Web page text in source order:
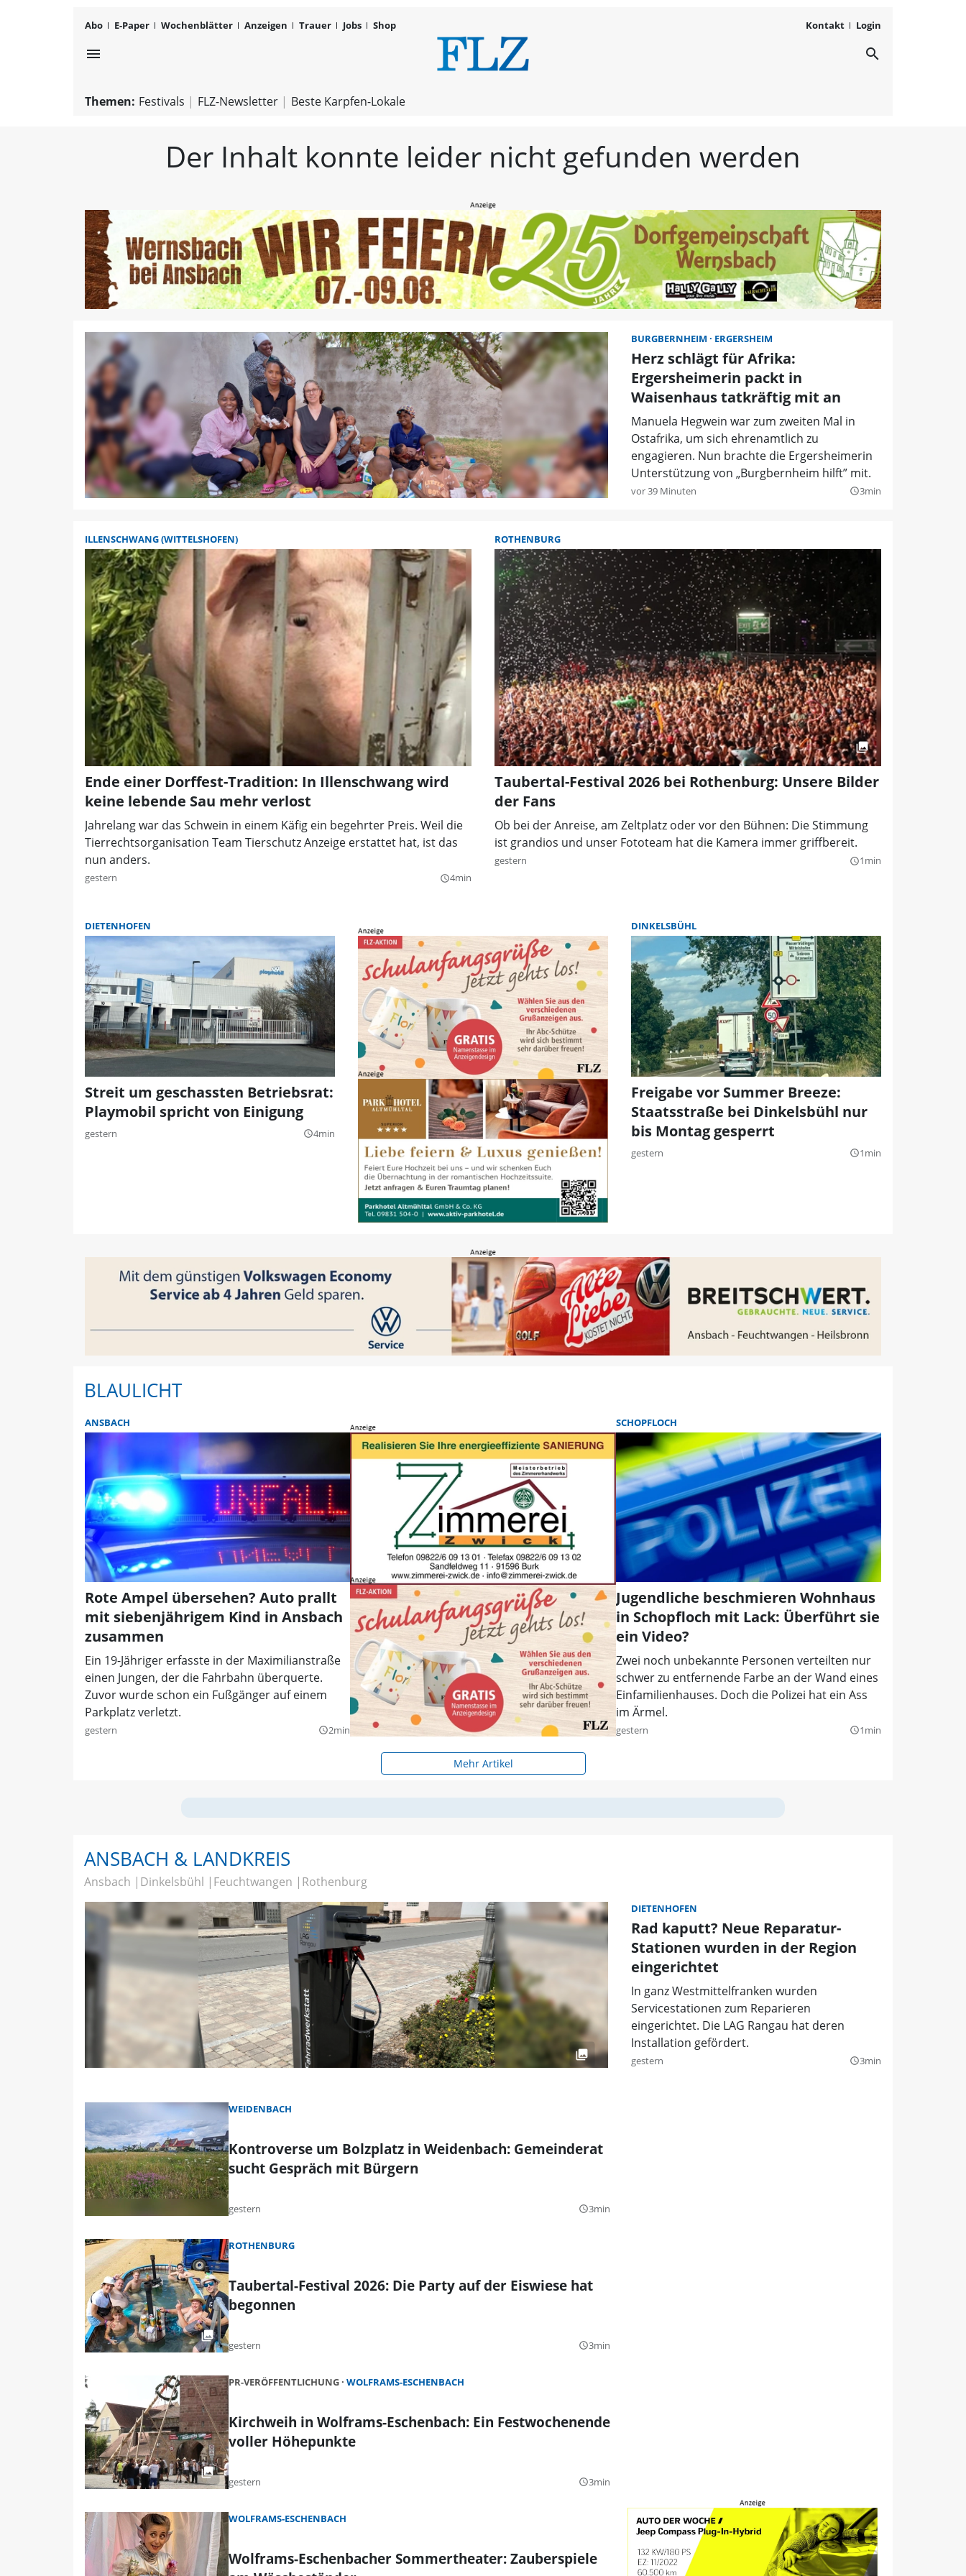
Abo E-Paper Wochenblätter Anzeigen Trauer Jobs Shop Kontakt Login
menu FLZ – Nachrichten aus search
Themen: Festivals FLZ-Newsletter Beste Karpfen-Lokale
Der Inhalt konnte leider nicht gefunden werden
BURGBERNHEIM ERGERSHEIM
Herz schlägt für Afrika:
Ergersheimerin packt in
Waisenhaus tatkräftig mit an
Manuela Hegwein war zum zweiten Mal in
Ostafrika, um sich ehrenamtlich zu
engagieren. Nun brachte die Ergersheimerin
Unterstützung von „Burgbernheim hilft” mit.
vor 39 Minuten query_builder3min
ILLENSCHWANG (WITTELSHOFEN)
Ende einer Dorffest-Tradition: In Illenschwang wird
keine lebende Sau mehr verlost
Jahrelang war das Schwein in einem Käfig ein begehrter Preis. Weil die
Tierrechtsorganisation Team Tierschutz Anzeige erstattet hat, ist das
nun anders.
gestern query_builder4min
ROTHENBURG
Taubertal-Festival 2026 bei Rothenburg: Unsere Bilder
der Fans
Ob bei der Anreise, am Zeltplatz oder vor den Bühnen: Die Stimmung
ist grandios und unser Fototeam hat die Kamera immer griffbereit.
gestern query_builder1min
DIETENHOFEN
Streit um geschassten Betriebsrat:
Playmobil spricht von Einigung
gestern query_builder4min
DINKELSBÜHL
Freigabe vor Summer Breeze:
Staatsstraße bei Dinkelsbühl nur
bis Montag gesperrt
gestern query_builder1min
BLAULICHT
ANSBACH
Rote Ampel übersehen? Auto prallt
mit siebenjährigem Kind in Ansbach
zusammen
Ein 19-Jähriger erfasste in der Maximilianstraße
einen Jungen, der die Fahrbahn überquerte.
Zuvor wurde schon ein Fußgänger auf einem
Parkplatz verletzt.
gestern query_builder2min
SCHOPFLOCH
Jugendliche beschmieren Wohnhaus
in Schopfloch mit Lack: Überführt sie
ein Video?
Zwei noch unbekannte Personen verteilten nur
schwer zu entfernende Farbe an der Wand eines
Einfamilienhauses. Doch die Polizei hat ein Ass
im Ärmel.
gestern query_builder1min
Mehr Artikel
ANSBACH & LANDKREIS
Ansbach Dinkelsbühl Feuchtwangen Rothenburg
DIETENHOFEN
Rad kaputt? Neue Reparatur-
Stationen wurden in der Region
eingerichtet
In ganz Westmittelfranken wurden
Servicestationen zum Reparieren
eingerichtet. Die LAG Rangau hat deren
Installation gefördert.
gestern query_builder3min
WEIDENBACH
Kontroverse um Bolzplatz in Weidenbach: Gemeinderat
sucht Gespräch mit Bürgern
gestern query_builder3min
ROTHENBURG
Taubertal-Festival 2026: Die Party auf der Eiswiese hat
begonnen
gestern query_builder3min
PR-VERÖFFENTLICHUNG WOLFRAMS-ESCHENBACH
Kirchweih in Wolframs-Eschenbach: Ein Festwochenende
voller Höhepunkte
gestern query_builder3min
WOLFRAMS-ESCHENBACH
Wolframs-Eschenbacher Sommertheater: Zauberspiele